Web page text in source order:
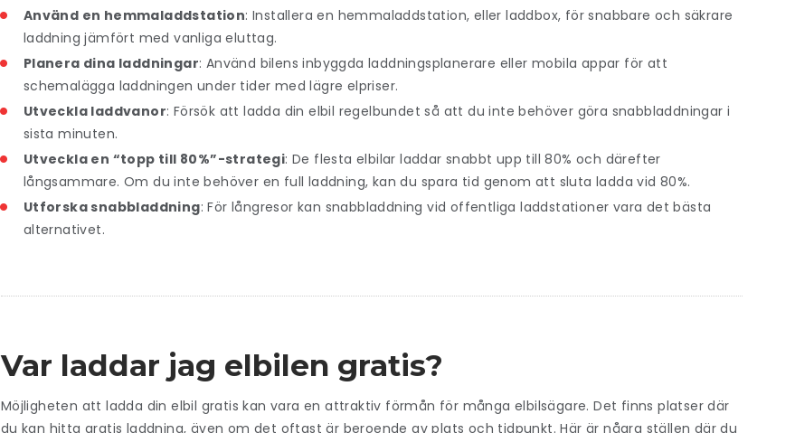
Använd en hemmaladdstation: Installera en hemmaladdstation, eller laddbox, för snabbare och säkrare
laddning jämfört med vanliga eluttag.
Planera dina laddningar: Använd bilens inbyggda laddningsplanerare eller mobila appar för att
schemalägga laddningen under tider med lägre elpriser.
Utveckla laddvanor: Försök att ladda din elbil regelbundet så att du inte behöver göra snabbladdningar i
sista minuten.
Utveckla en “topp till 80%”-strategi: De flesta elbilar laddar snabbt upp till 80% och därefter
långsammare. Om du inte behöver en full laddning, kan du spara tid genom att sluta ladda vid 80%.
Utforska snabbladdning: För långresor kan snabbladdning vid offentliga laddstationer vara det bästa
alternativet.
Var laddar jag elbilen gratis?
Möjligheten att ladda din elbil gratis kan vara en attraktiv förmån för många elbilsägare. Det finns platser där
du kan hitta gratis laddning, även om det oftast är beroende av plats och tidpunkt. Här är några ställen där du